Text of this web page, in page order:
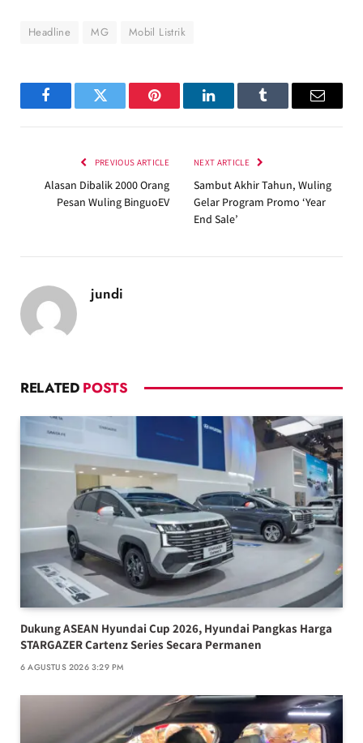
Headline MG Mobil Listrik
FacebookTwitter Pinterest LinkedInTumblr Email
PREVIOUS ARTICLE
Alasan Dibalik 2000 Orang
Pesan Wuling BinguoEV
NEXT ARTICLE
Sambut Akhir Tahun, Wuling
Gelar Program Promo ‘Year
End Sale’
jundi
RELATED POSTS
Dukung ASEAN Hyundai Cup 2026, Hyundai Pangkas Harga
STARGAZER Cartenz Series Secara Permanen
6 AGUSTUS 2026 3:29 PM